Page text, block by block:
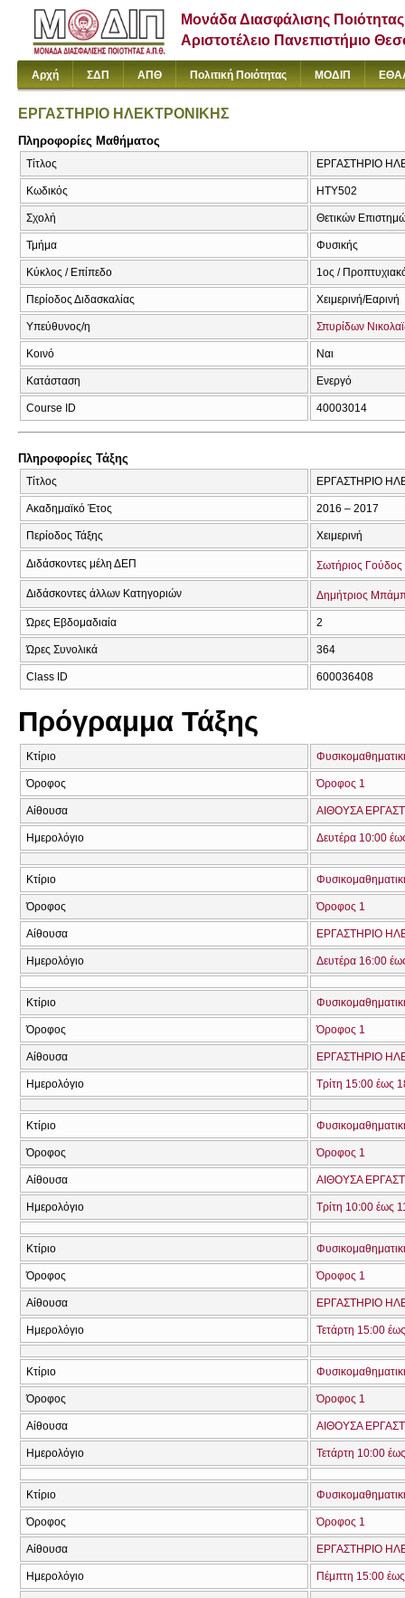
Μονάδα Διασφάλισης Ποιότητας
Αριστοτέλειο Πανεπιστήμιο
Αρχή ΣΔΠ ΑΠΘ Πολιτική Ποιότητας ΜΟΔΙΠ
ΕΡΓΑΣΤΗΡΙΟ ΗΛΕΚΤΡΟΝΙΚΗΣ
Πληροφορίες Μαθήματος
Τίτλος ΕΡΓΑΣΤΗΡΙΟ
Κωδικός ΗΤΥ502
Σχολή Θετικών
Τμήμα Φυσικής
Κύκλος / Επίπεδο 1ος /
Περίοδος Διδασκαλίας Χειμερινή/Εαρινή
Υπεύθυνος/η Σπυρίδων
Κοινό Ναι
Κατάσταση Ενεργό
Course ID 40003014
Πληροφορίες Τάξης
Τίτλος ΕΡΓΑΣΤΗΡΙΟ
Ακαδημαϊκό Έτος 2016 – 2017
Περίοδος Τάξης Χειμερινή
Διδάσκοντες μέλη ΔΕΠ Σωτήριος Γούδος
Διδάσκοντες άλλων Κατηγοριών Δημήτριος
Ώρες Εβδομαδιαία 2
Ώρες Συνολικά 364
Class ID 600036408
Πρόγραμμα Τάξης
Κτίριο
Όροφος Όροφος 1
Αίθουσα ΑΙΘΟΥΣΑ
Ημερολόγιο Δευτέρα 10:00
Κτίριο
Όροφος Όροφος 1
Αίθουσα ΕΡΓΑΣΤΗΡΙΟ
Ημερολόγιο Δευτέρα 16:00
Κτίριο
Όροφος Όροφος 1
Αίθουσα ΕΡΓΑΣΤΗΡΙΟ
Ημερολόγιο Τρίτη 15:00 έως
Κτίριο
Όροφος Όροφος 1
Αίθουσα ΑΙΘΟΥΣΑ
Ημερολόγιο Τρίτη 10:00 έως
Κτίριο
Όροφος Όροφος 1
Αίθουσα ΕΡΓΑΣΤΗΡΙΟ
Ημερολόγιο Τετάρτη 15:00
Κτίριο
Όροφος Όροφος 1
Αίθουσα ΑΙΘΟΥΣΑ
Ημερολόγιο Τετάρτη 10:00
Κτίριο
Όροφος Όροφος 1
Αίθουσα ΕΡΓΑΣΤΗΡΙΟ
Ημερολόγιο Πέμπτη 15:00